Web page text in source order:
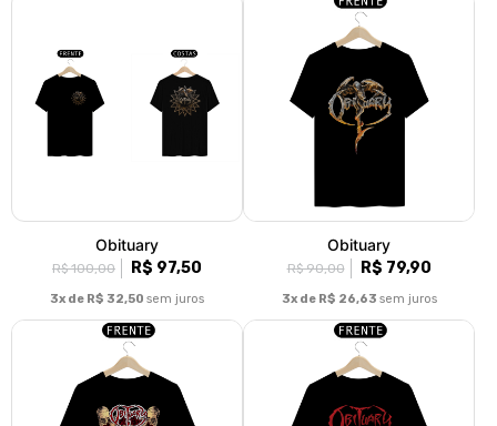
Obituary
R$ 100,00 R$ 97,50
3x de R$ 32,50 sem juros
Obituary
R$ 90,00 R$ 79,90
3x de R$ 26,63 sem juros